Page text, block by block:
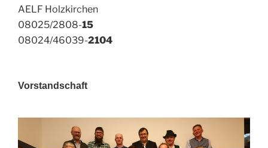
AELF Holzkirchen
08025/2808-15
08024/46039-2104
Vorstandschaft